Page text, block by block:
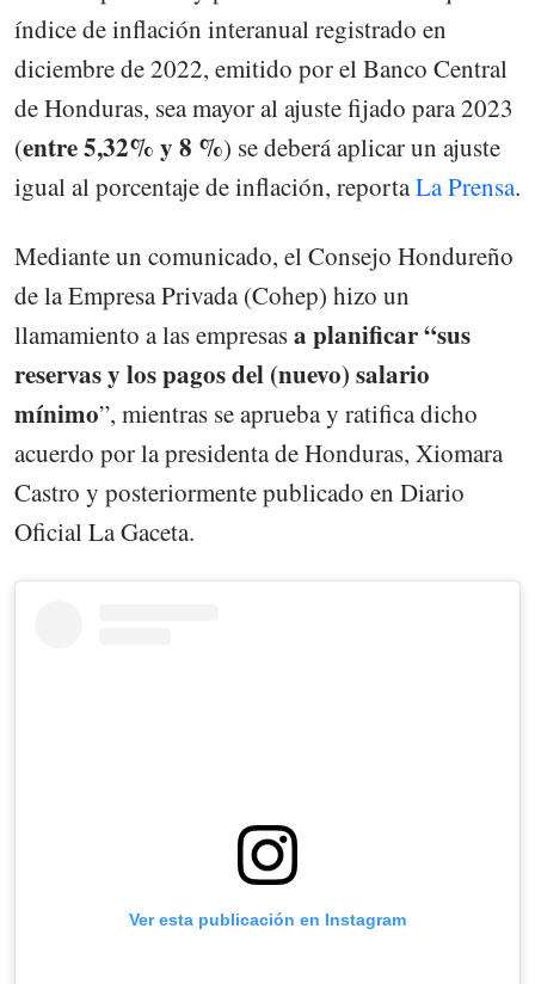
índice de inflación interanual registrado en
diciembre de 2022, emitido por el Banco Central
de Honduras, sea mayor al ajuste fijado para 2023
(entre 5,32% y 8 %) se deberá aplicar un ajuste
igual al porcentaje de inflación, reportaLa Prensa.
Mediante un comunicado, el Consejo Hondureño
de la Empresa Privada (Cohep) hizo un
llamamiento a las empresasa planificar “sus
reservas y los pagos del (nuevo) salario
mínimo”, mientras se aprueba y ratifica dicho
acuerdo por la presidenta de Honduras, Xiomara
Castro y posteriormente publicado en Diario
Oficial La Gaceta.
Ver esta publicación en Instagram